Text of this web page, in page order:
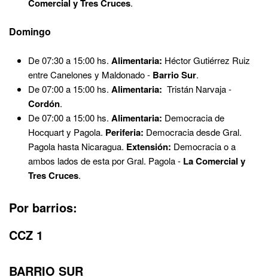
Comercial y Tres Cruces
Domingo
De 07:30 a 15:00 hs. Alimentaria: Héctor Gutiérrez Ruiz
entre Canelones y Maldonado - Barrio Sur.
De 07:00 a 15:00 hs. Alimentaria: Tristán Narvaja -
Cordón.
De 07:00 a 15:00 hs. Alimentaria: Democracia de
Hocquart y Pagola. Periferia: Democracia desde Gral.
Pagola hasta Nicaragua. Extensión: Democracia o a
ambos lados de esta por Gral. Pagola - La Comercial y
Tres Cruces.
Por barrios:
CCZ 1
BARRIO SUR